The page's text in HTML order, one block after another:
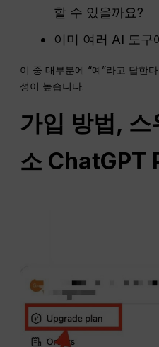
할 수 있을까요?
이미 여러 AI 도구
이 중 대부분에 “예”라고 답한
성이 높습니다.
가입 방법, 스
소 ChatGPT